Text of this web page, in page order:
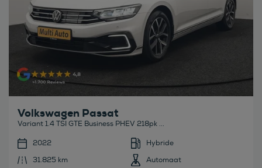
Volkswagen Passat
Variant 1.4 TSI GTE Business PHEV 218pk ...
2022
Hybride
31.825 km
Automaat